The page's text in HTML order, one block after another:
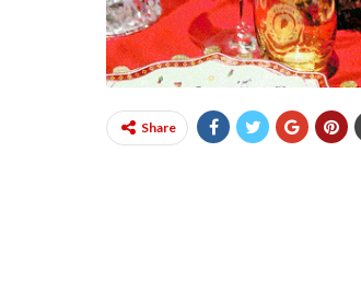
Share